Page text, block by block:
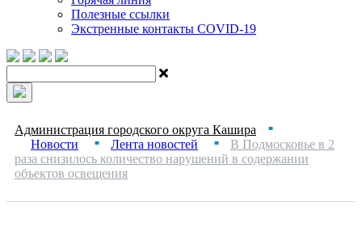
Полезные ссылки
Экстренные контакты COVID-19
Администрация городского округа Кашира ■
Новости ■ Лента новостей ■
В Подмосковье в 2
раза снизилось количество нарушений в содержании
объектов освещения